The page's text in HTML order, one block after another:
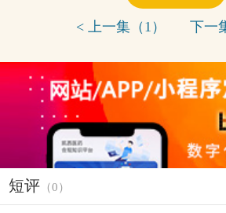
< 上一集（1） 下一
短评 （0）